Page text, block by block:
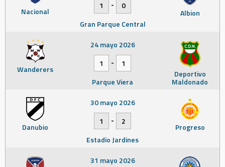
Nacional Albion
1
-
0
Gran Parque Central
Wanderers Deportivo
Maldonado
24 mayo 2026
1
-
1
Parque Viera
Danubio Progreso
30 mayo 2026
1
-
2
Estadio Jardines
31 mayo 2026